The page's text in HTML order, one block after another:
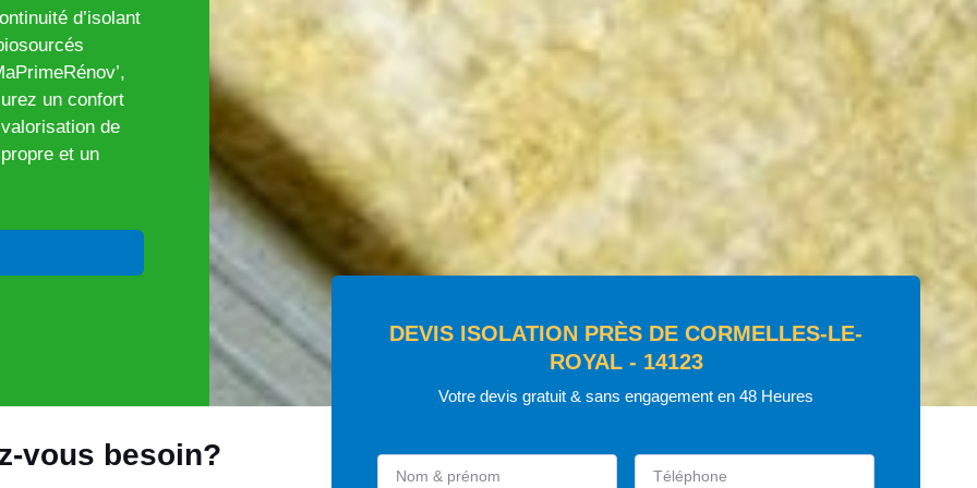
d’isolant
un confort
de
et un
vous besoin?
DEVIS ISOLATION PRÈS DE CORMELLES-LE-
ROYAL - 14123
Votre devis gratuit & sans engagement en 48 Heures